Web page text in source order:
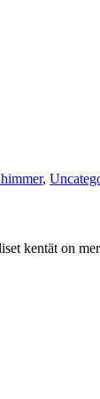
,
kentät on